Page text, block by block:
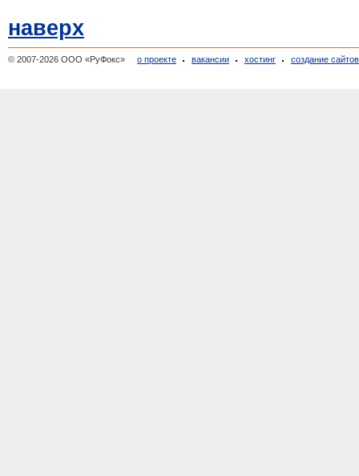
наверх
© 2007-2026 ООО «РуФокс» о проекте вакансии хостинг создание сайтов